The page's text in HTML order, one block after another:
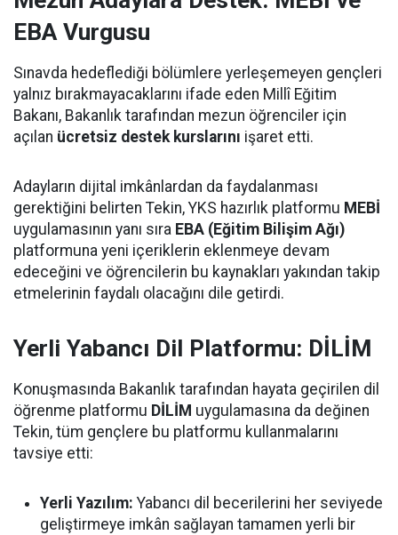
EBA Vurgusu
Sınavda hedeflediği bölümlere yerleşemeyen gençleri
yalnız bırakmayacaklarını ifade eden Millî Eğitim
Bakanı, Bakanlık tarafından mezun öğrenciler için
açılan ücretsiz destek kurslarını işaret etti.
Adayların dijital imkânlardan da faydalanması
gerektiğini belirten Tekin, YKS hazırlık platformu MEBİ
uygulamasının yanı sıra EBA (Eğitim Bilişim Ağı)
platformuna yeni içeriklerin eklenmeye devam
edeceğini ve öğrencilerin bu kaynakları yakından takip
etmelerinin faydalı olacağını dile getirdi.
Yerli Yabancı Dil Platformu: DİLİM
Konuşmasında Bakanlık tarafından hayata geçirilen dil
öğrenme platformu DİLİM uygulamasına da değinen
Tekin, tüm gençlere bu platformu kullanmalarını
tavsiye etti:
Yerli Yazılım: Yabancı dil becerilerini her seviyede
geliştirmeye imkân sağlayan tamamen yerli bir